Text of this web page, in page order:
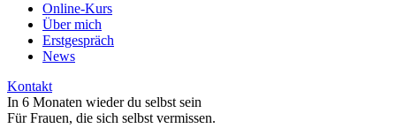
Online-Kurs
Über mich
Erstgespräch
News
Kontakt
In 6 Monaten wieder du selbst sein
Für Frauen, die sich selbst vermissen.